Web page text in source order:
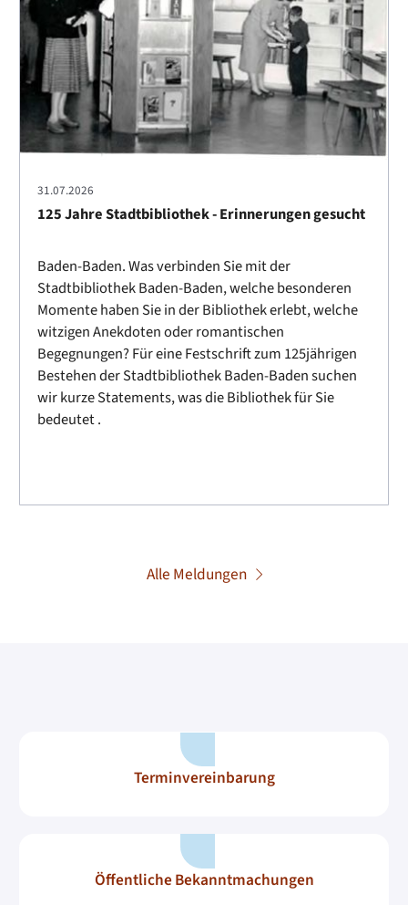
31.07.2026
125 Jahre Stadtbibliothek - Erinnerungen gesucht
Baden-Baden. Was verbinden Sie mit der
Stadtbibliothek Baden-Baden, welche besonderen
Momente haben Sie in der Bibliothek erlebt, welche
witzigen Anekdoten oder romantischen
Begegnungen? Für eine Festschrift zum 125jährigen
Bestehen der Stadtbibliothek Baden-Baden suchen
wir kurze Statements, was die Bibliothek für Sie
bedeutet .
Alle Meldungen
Terminvereinbarung
Öffentliche Bekanntmachungen